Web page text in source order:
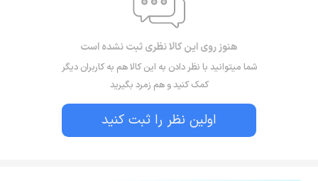
هنوز روی این کالا نظری ثبت نشده است
شما میتوانید با نظر دادن به این کالا هم به کاربران دیگر
کمک کنید و هم زمرد بگیرید
اولین نظر را ثبت کنید